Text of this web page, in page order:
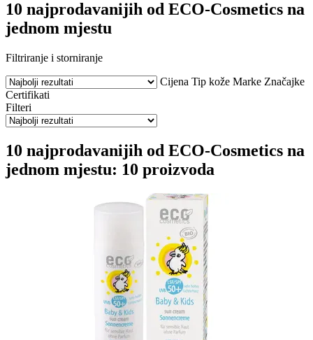
10 najprodavanijih od ECO-Cosmetics na
jednom mjestu
Filtriranje i storniranje
Cijena Tip kože Marke Značajke
Certifikati
Filteri
10 najprodavanijih od ECO-Cosmetics na
jednom mjestu: 10 proizvoda